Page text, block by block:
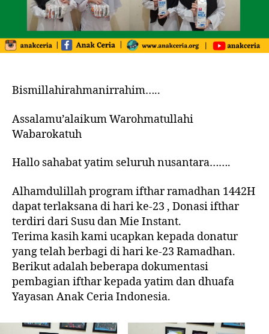
Bismillahirahmanirrahim…..
Assalamu’alaikum Warohmatullahi
Wabarokatuh
Hallo sahabat yatim seluruh nusantara…….
Alhamdulillah program ifthar ramadhan 1442H
dapat terlaksana di hari ke-23 , Donasi ifthar
terdiri dari Susu dan Mie Instant.
Terima kasih kami ucapkan kepada donatur
yang telah berbagi di hari ke-23 Ramadhan.
Berikut adalah beberapa dokumentasi
pembagian ifthar kepada yatim dan dhuafa
Yayasan Anak Ceria Indonesia.